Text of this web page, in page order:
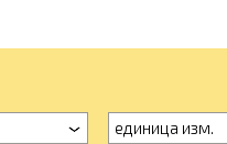
единица изм.